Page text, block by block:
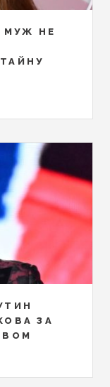
МУЖ НЕ
ЗА